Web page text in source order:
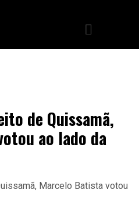
de Quissamã,
ao lado da